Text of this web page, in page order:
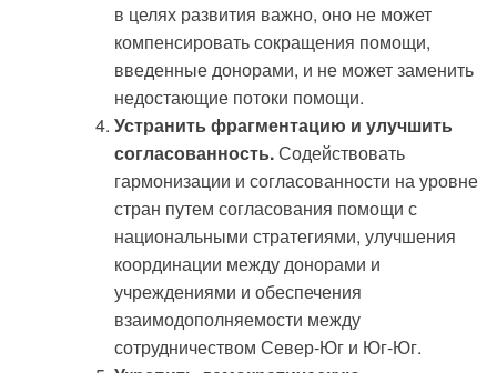
в целях развития важно, оно не может
компенсировать сокращения помощи,
введенные донорами, и не может заменить
недостающие потоки помощи.
Устранить фрагментацию и улучшить
согласованность.Содействовать
гармонизации и согласованности на уровне
стран путем согласования помощи с
национальными стратегиями, улучшения
координации между донорами и
учреждениями и обеспечения
взаимодополняемости между
сотрудничеством Север-Юг и Юг-Юг.